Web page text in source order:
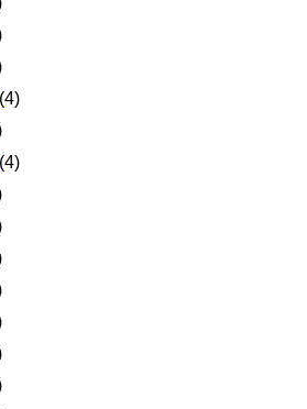
(4)
(4)